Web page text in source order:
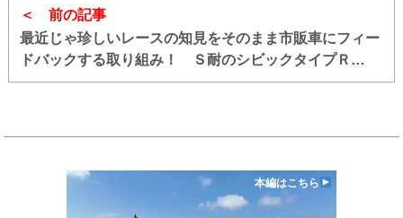
前の記事
最近じゃ珍しいレースの知見をそのまま市販車にフィー
ドバックする取り組み！ Ｓ耐のシビックタイプＲ
「HRCパーツ」は市販される可能性大!!
本編はこちら